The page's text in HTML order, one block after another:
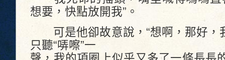
想要，快點放開我”。
可是他卻故意說，“想啊，那好，
只聽“哢嚓”一